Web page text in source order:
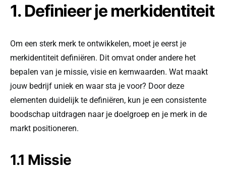
1. Definieer je merkidentiteit
Om een sterk merk te ontwikkelen, moet je eerst je
merkidentiteit definiëren. Dit omvat onder andere het
bepalen van je missie, visie en kernwaarden. Wat maakt
jouw bedrijf uniek en waar sta je voor? Door deze
elementen duidelijk te definiëren, kun je een consistente
boodschap uitdragen naar je doelgroep en je merk in de
markt positioneren.
1.1 Missie